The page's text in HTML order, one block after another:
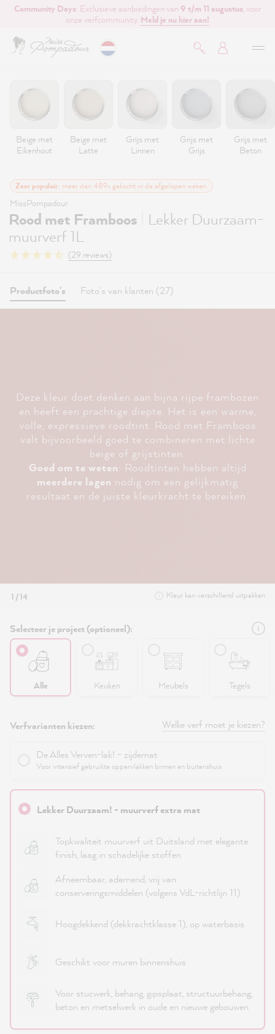
hoofdinhoud
Community Days: Exclusieve aanbiedingen van 9 t/m 11 augustus , voor
onze verfcommunity. Meld je nu hier aan!
Beige met
Eikenhout
Beige met
Latte
Grijs met
Linnen
Grijs met
Grijs
Grijs met
Beton
Zeer populair: meer dan 489x gekocht in de afgelopen weken.
MissPompadour
Rood met Framboos
Lekker Duurzaam-
muurverf 1L
(29 reviews)
Productfoto's Foto's van klanten (27)
Deze kleur doet denken aan bijna rijpe frambozen
en heeft een prachtige diepte. Het is een warme,
volle, expressieve roodtint. Rood met Framboos
valt bijvoorbeeld goed te combineren met lichte
beige of grijstinten.
Goed om te weten: Roodtinten hebben altijd
meerdere lagen nodig om een gelijkmatig
resultaat en de juiste kleurkracht te bereiken.
1 / 14 Kleur kan verschillend uitpakken
Selecteer je project (optioneel):
Alle Keuken Meubels Tegels
Verfvarianten kiezen: Welke verf moet je kiezen?
De Alles Verven-lak! - zijdemat
Voor intensief gebruikte oppervlakken binnen en buitenshuis
Lekker Duurzaam! - muurverf extra mat
Topkwaliteit muurverf uit Duitsland met elegante
finish, laag in schadelijke stoffen
Afneembaar, ademend, vrij van
conserveringsmiddelen (volgens VdL-richtlijn 11)
Hoogdekkend (dekkrachtklasse 1), op waterbasis
Geschikt voor muren binnenshuis
Voor stucwerk, behang, gipsplaat, structuurbehang,
beton en metselwerk in oude en nieuwe gebouwen